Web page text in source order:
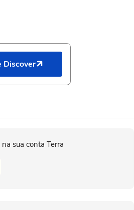
Discover
sua conta Terra